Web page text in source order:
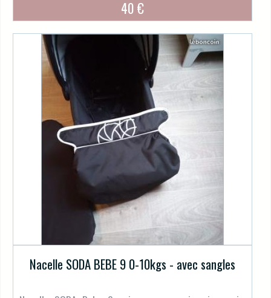
40 €
Nacelle SODA BEBE 9 0-10kgs - avec sangles